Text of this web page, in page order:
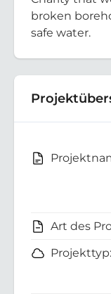
broken
safe water.
Art des
Projekttyp: